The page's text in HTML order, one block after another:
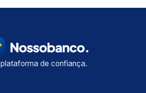
de confiança.